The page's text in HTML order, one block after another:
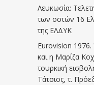
Λευκωσία:
των οστών 16
της ΕΛΔΥΚ
Eurovision
και η Μαρίζα
τουρκική
Τάτσιος, τ.